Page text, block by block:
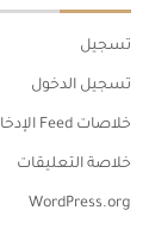
تسجيل
تسجيل الدخول
خلاصات Feed الإدخالات
خلاصة التعليقات
WordPress.org